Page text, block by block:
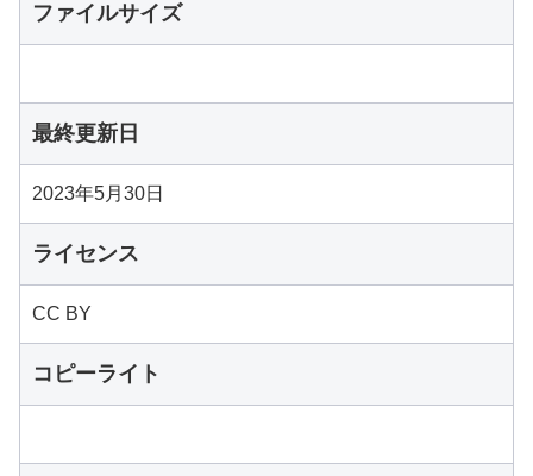
ファイルサイズ
最終更新日
2023年5月30日
ライセンス
CC BY
コピーライト